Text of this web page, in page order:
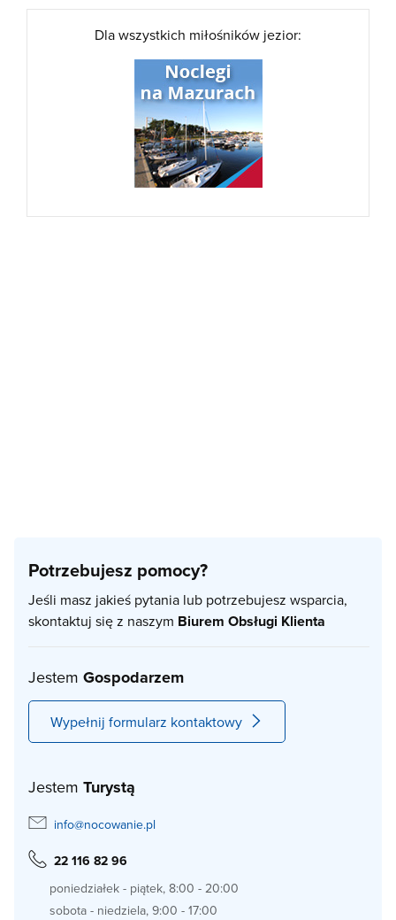
Dla wszystkich miłośników jezior:
Potrzebujesz pomocy?
Jeśli masz jakieś pytania lub potrzebujesz wsparcia,
skontaktuj się z naszym Biurem Obsługi Klienta
Jestem Gospodarzem
Wypełnij formularz kontaktowy
Jestem Turystą
info@nocowanie.pl
22 116 82 96
poniedziałek - piątek, 8:00 - 20:00
sobota - niedziela, 9:00 - 17:00